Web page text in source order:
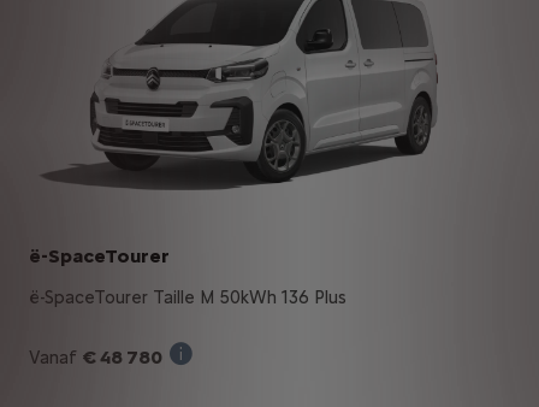
ë-SpaceTourer
ë-SpaceTourer Taille M 50kWh 136 Plus
Vanaf € 48 780